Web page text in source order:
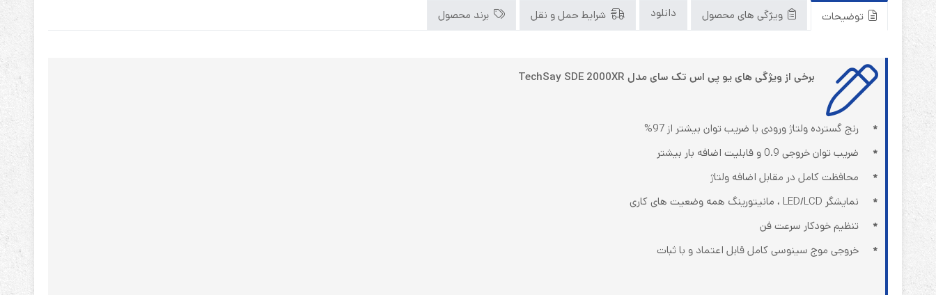
توضیحات ویژگی های محصول دانلود شرایط حمل و نقل برند محصول
برخی از ویژگی های یو پی اس تک سای مدل TechSay SDE 2000XR
*
رنج گسترده ولتاژ ورودی با ضریب توان بیشتر از 97%
*
ضریب توان خروجی 0.9 و قابلیت اضافه بار بیشتر
*
محافظت کامل در مقابل اضافه ولتاژ
*
نمایشگر LED/LCD ، مانیتورینگ همه وضعیت های کاری
*
تنظیم خودکار سرعت فن
*
خروجی موج سینوسی کامل قابل اعتماد و با ثبات